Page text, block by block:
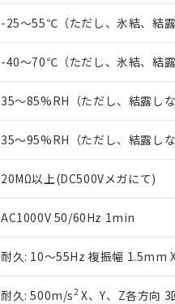
-25～55℃（ただし、氷結、結露
-40～70℃（ただし、氷結、結露
35～85%RH（ただし、結露しな
35～95%RH（ただし、結露しな
20MΩ以上(DC500Vメガにて)
AC1000V 50/60Hz 1min
耐久: 10～55Hz 複振幅 1.5mm
耐久: 500m/s2X、Y、Z各方向 3
オムロン制
在庫状況お
す。
マイパーツ
が、当社の
さい。
※当社の共同
いる法人を
部品在庫の切り替
※3 非含有証明
EU RoHS指令（
51物質の非含有証
※本証明書は発行
また、RoHS指令
り割愛しております
「ｅ」：有害物質
「10」：通常の使
味します。
「－」：未確認で
また当社は
たしません。
－
在庫な
機器販
空
白
受注生